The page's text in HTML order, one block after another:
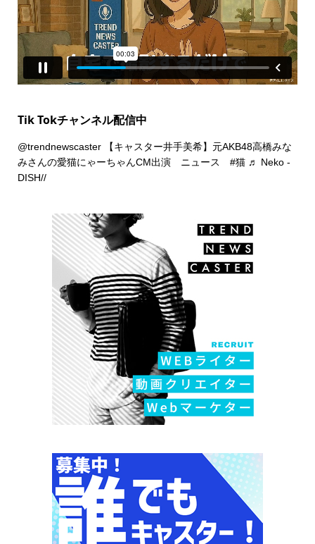
Tik Tokチャンネル配信中
@trendnewscaster【キャスター井手美希】元AKB48高橋みな
みさんの愛猫にゃーちゃんCM出演 ニュース #猫 ♬ Neko -
DISH//